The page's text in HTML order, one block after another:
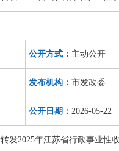
公开方式： 主动公开
发布机构： 市发改委
公开日期： 2026-05-22
发2025年江苏省行政事业性